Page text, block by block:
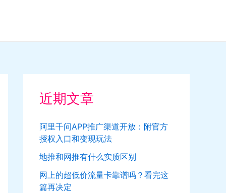
近期文章
阿里千问APP推广渠道开放：附官方
授权入口和变现玩法
地推和网推有什么实质区别
网上的超低价流量卡靠谱吗？看完这
篇再决定